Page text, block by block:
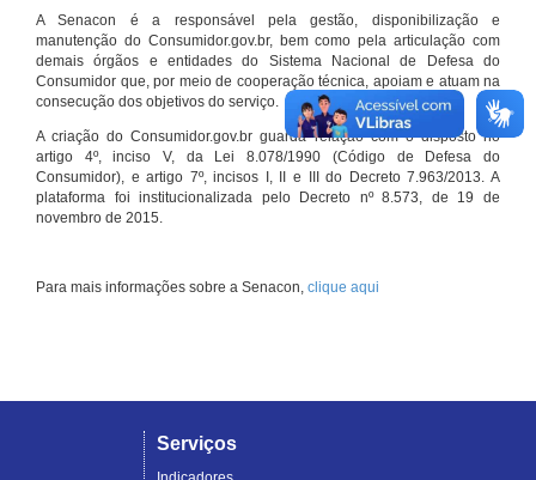
A Senacon é a responsável pela gestão, disponibilização e
manutenção do Consumidor.gov.br, bem como pela articulação com
demais órgãos e entidades do Sistema Nacional de Defesa do
Consumidor que, por meio de cooperação técnica, apoiam e atuam na
consecução dos objetivos do serviço.
A criação do Consumidor.gov.br guarda relação com o disposto no
artigo 4º, inciso V, da Lei 8.078/1990 (Código de Defesa do
Consumidor), e artigo 7º, incisos I, II e III do Decreto 7.963/2013. A
plataforma foi institucionalizada pelo Decreto nº 8.573, de 19 de
novembro de 2015.
Para mais informações sobre a Senacon, clique aqui
Serviços